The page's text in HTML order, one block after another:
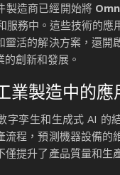
製造商已經開始將
服務中。這些技術的應
靈活的解決方案，還開
創新和發展。
業製造中的應
字孪生和生成式 AI 的
流程，預測機器設備的
僅提升了產品質量和生